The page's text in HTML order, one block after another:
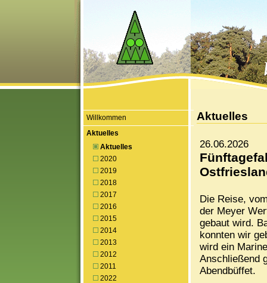
Willkommen
Aktuelles
Aktuelles
2020
2019
2018
2017
2016
2015
2014
2013
2012
2011
2022
Aktuelles
26.06.2026
Die Reise,
der Meyer
gebaut wird.
konnten wir
wird ein
Anschließend
Abendbüffet.